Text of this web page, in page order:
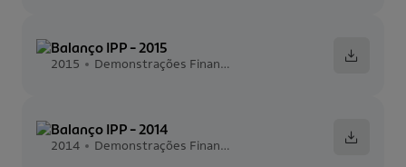
Balanço IPP - 2015
2015 Demonstrações Financeiras
Balanço IPP - 2014
2014 Demonstrações Financeiras